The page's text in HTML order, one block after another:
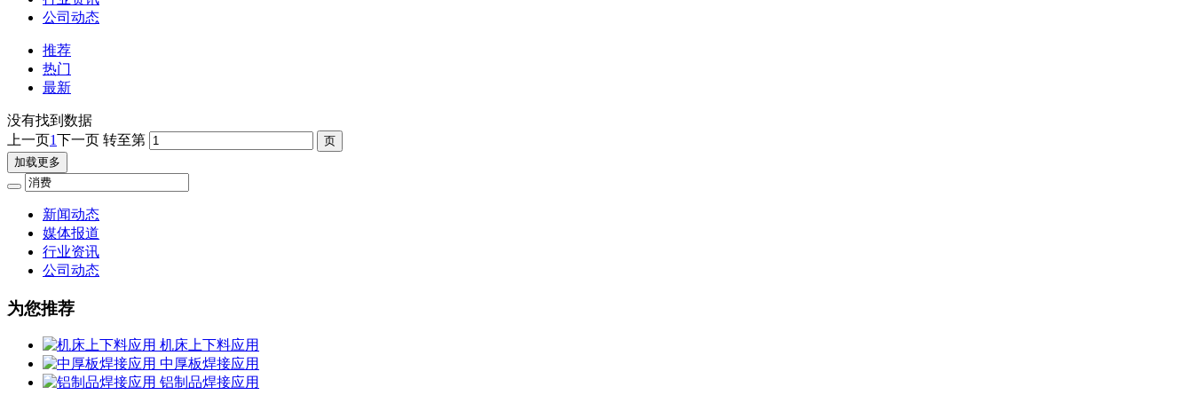
公司动态
推荐
热门
最新
没有找到数据
上一页1下一页 转至第
加载更多
新闻动态
媒体报道
行业资讯
公司动态
为您推荐
机床上下料应用
中厚板焊接应用
铝制品焊接应用